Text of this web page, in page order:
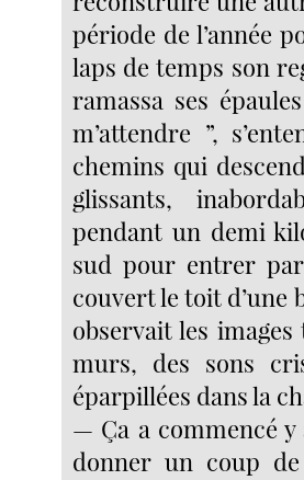
période de l’année
laps de temps son
ramassa ses
m’attendre ”,
chemins qui
glissants,
pendant un demi
sud pour entrer
couvert le toit d’une
observait les images
murs, des sons
éparpillées dans la
— Ça a commencé y
donner un coup